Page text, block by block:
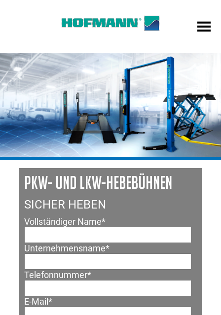
PKW- UND LKW-HEBEBÜHNEN
SICHER HEBEN
Vollständiger Name*
Unternehmensname*
Telefonnummer*
E-Mail *